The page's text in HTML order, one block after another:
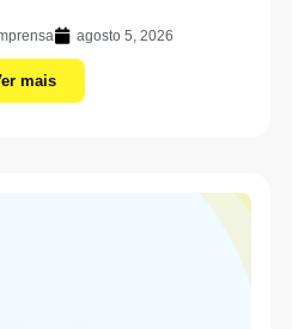
agosto 5, 2026
mais